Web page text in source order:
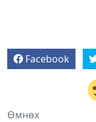
Facebook
Өмнөх